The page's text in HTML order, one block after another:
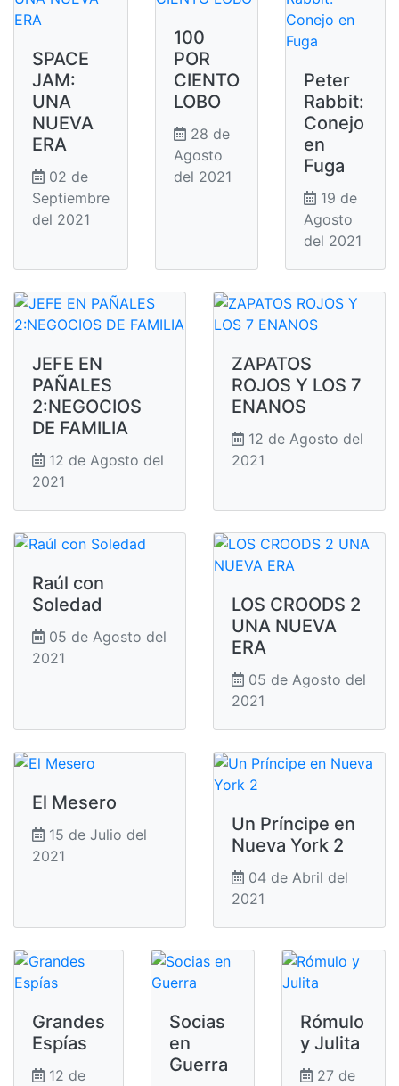
SPACE
JAM:
UNA
NUEVA
ERA
02 de
Septiembre
del 2021
100
POR
CIENTO
LOBO
28 de
Agosto
del 2021
Peter
Rabbit:
Conejo
en
Fuga
19 de
Agosto
del 2021
JEFE EN
PAÑALES
2:NEGOCIOS
DE FAMILIA
12 de Agosto del
2021
ZAPATOS
ROJOS Y LOS 7
ENANOS
12 de Agosto del
2021
Raúl con
Soledad
05 de Agosto del
2021
LOS CROODS 2
UNA NUEVA
ERA
05 de Agosto del
2021
El Mesero
15 de Julio del
2021
Un Príncipe en
Nueva York 2
04 de Abril del
2021
Grandes
Espías
12 de
Socias
en
Guerra
Rómulo
y Julita
27 de